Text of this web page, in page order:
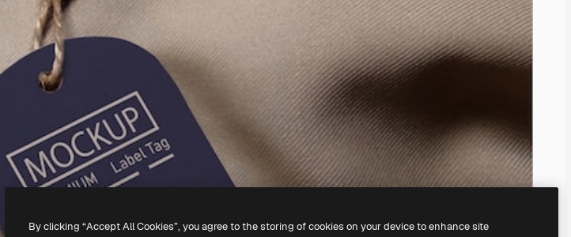
By clicking “Accept All Cookies”, you agree to the storing of cookies on your device to enhance site